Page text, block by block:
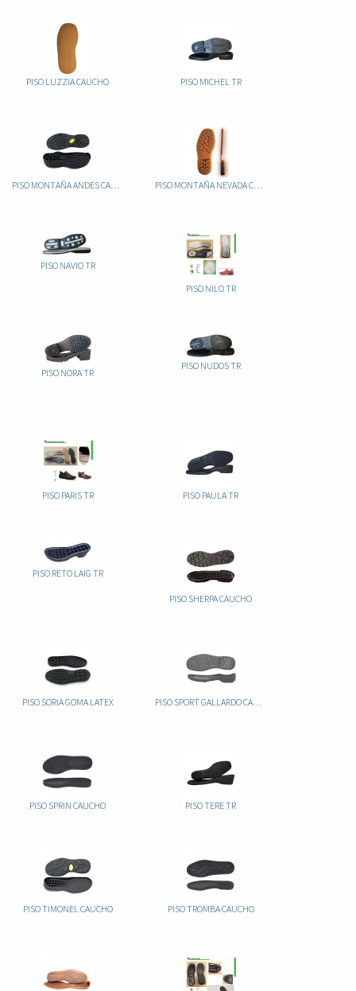
PISO LUZZIA CAUCHO PISO MICHEL TR
PISO MONTAÑA ANDES CAUCHO PISO MONTAÑA NEVADA CAUCHO
PISO NAVIO TR
PISO NILO TR
PISO NORA TR
PISO NUDOS TR
PISO PARIS TR PISO PAULA TR
PISO RETO LAIG TR
PISO SHERPA CAUCHO
PISO SORIA GOMA LATEX PISO SPORT GALLARDO CAUCHO
PISO SPRIN CAUCHO PISO TERE TR
PISO TIMONEL CAUCHO PISO TROMBA CAUCHO